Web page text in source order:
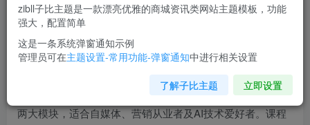
AI文案创作与AI视频制作实战课程涵盖文案生成和视频制作
两大模块，适合自媒体、营销从业者及AI技术爱好者。课程
zibll子比主题是一款漂亮优雅的商城资讯类网站主题模板，功能
强大，配置简单
这是一条系统弹窗通知示例
管理员可在主题设置-常用功能-弹窗通知中进行相关设置
了解子比主题 立即设置